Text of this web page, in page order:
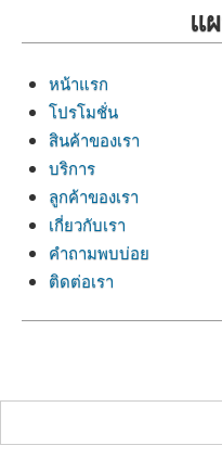
แ
หน้าแรก
โปรโมชั่น
สินค้าของเรา
บริการ
ลูกค้าของเรา
เกี่ยวกับเรา
คำถามพบบ่อย
ติดต่อเรา